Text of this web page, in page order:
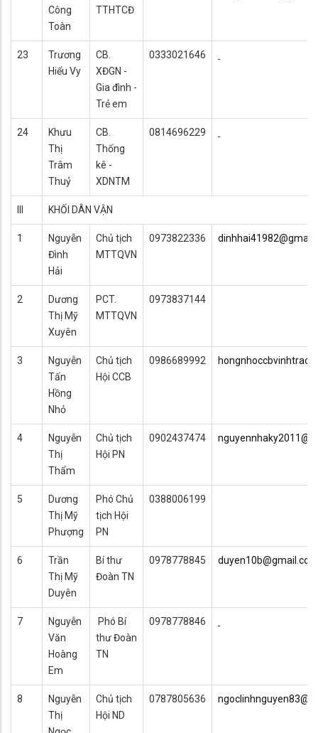
Công
Toàn
TTHTCĐ
23
Trương
Hiểu Vy
CB.
XĐGN -
Gia đình -
Trẻ em
0333021646
24
Khưu
Thị
Trâm
Thuỷ
CB.
Thống
kê -
XDNTM
0814696229
KHỐI DÂN VẬN
1
Nguyễn
Đình
Hải
Chủ tịch
MTTQVN
0973822336
2
Dương
Thị Mỹ
Xuyên
PCT.
MTTQVN
0973837144
3
Nguyễn
Tấn
Hồng
Nhỏ
Chủ tịch
Hội CCB
0986689992
4
Nguyễn
Thị
Thẩm
Chủ tịch
Hội PN
0902437474
5
Dương
Thị Mỹ
Phượng
Phó Chủ
tịch Hội
PN
0388006199
6
Trần
Thị Mỹ
Duyên
Bí thư
Đoàn TN
0978778845 duyen10b@gmail.com
7
Nguyễn
Văn
Hoàng
Em
Phó Bí
thư Đoàn
TN
0978778846
8
Nguyễn
Thị
Chủ tịch
Hội ND
0787805636